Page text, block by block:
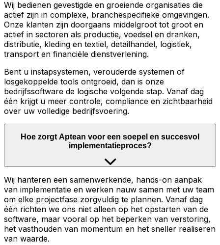
Wij bedienen gevestigde en groeiende organisaties die
actief zijn in complexe, branchespecifieke omgevingen.
Onze klanten zijn doorgaans middelgroot tot groot en
actief in sectoren als productie, voedsel en dranken,
distributie, kleding en textiel, detailhandel, logistiek,
transport en financiële dienstverlening.
Bent u instapsystemen, verouderde systemen of
losgekoppelde tools ontgroeid, dan is onze
bedrijfssoftware de logische volgende stap. Vanaf dag
één krijgt u meer controle, compliance en zichtbaarheid
over uw volledige bedrijfsvoering.
Hoe zorgt Aptean voor een soepel en succesvol
implementatieproces?
Wij hanteren een samenwerkende, hands-on aanpak
van implementatie en werken nauw samen met uw team
om elke projectfase zorgvuldig te plannen. Vanaf dag
één richten we ons niet alleen op het opstarten van de
software, maar vooral op het beperken van verstoring,
het vasthouden van momentum en het sneller realiseren
van waarde.